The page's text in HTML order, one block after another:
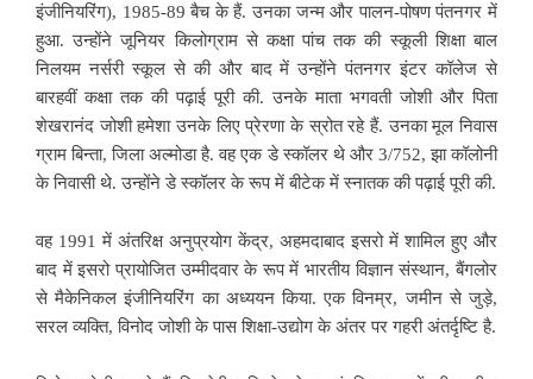
इंजीनियरिंग), 1985-89 बैच के हैं. उनका जन्म और पालन-पोषण पंतनगर में
हुआ. उन्होंने जूनियर किलोग्राम से कक्षा पांच तक की स्कूली शिक्षा बाल
निलयम नर्सरी स्कूल से की और बाद में उन्होंने पंतनगर इंटर कॉलेज से
बारहवीं कक्षा तक की पढ़ाई पूरी की. उनके माता भगवती जोशी और पिता
शेखरानंद जोशी हमेशा उनके लिए प्रेरणा के स्रोत रहे हैं. उनका मूल निवास
ग्राम बिन्ता, जिला अल्मोडा है. वह एक डे स्कॉलर थे और 3/752, झा कॉलोनी
के निवासी थे. उन्होंने डे स्कॉलर के रूप में बीटेक में स्नातक की पढ़ाई पूरी की.
वह 1991 में अंतरिक्ष अनुप्रयोग केंद्र, अहमदाबाद इसरो में शामिल हुए और
बाद में इसरो प्रायोजित उम्मीदवार के रूप में भारतीय विज्ञान संस्थान, बैंगलोर
से मैकेनिकल इंजीनियरिंग का अध्ययन किया. एक विनम्र, जमीन से जुड़े,
सरल व्यक्ति, विनोद जोशी के पास शिक्षा-उद्योग के अंतर पर गहरी अंतर्दृष्टि है.